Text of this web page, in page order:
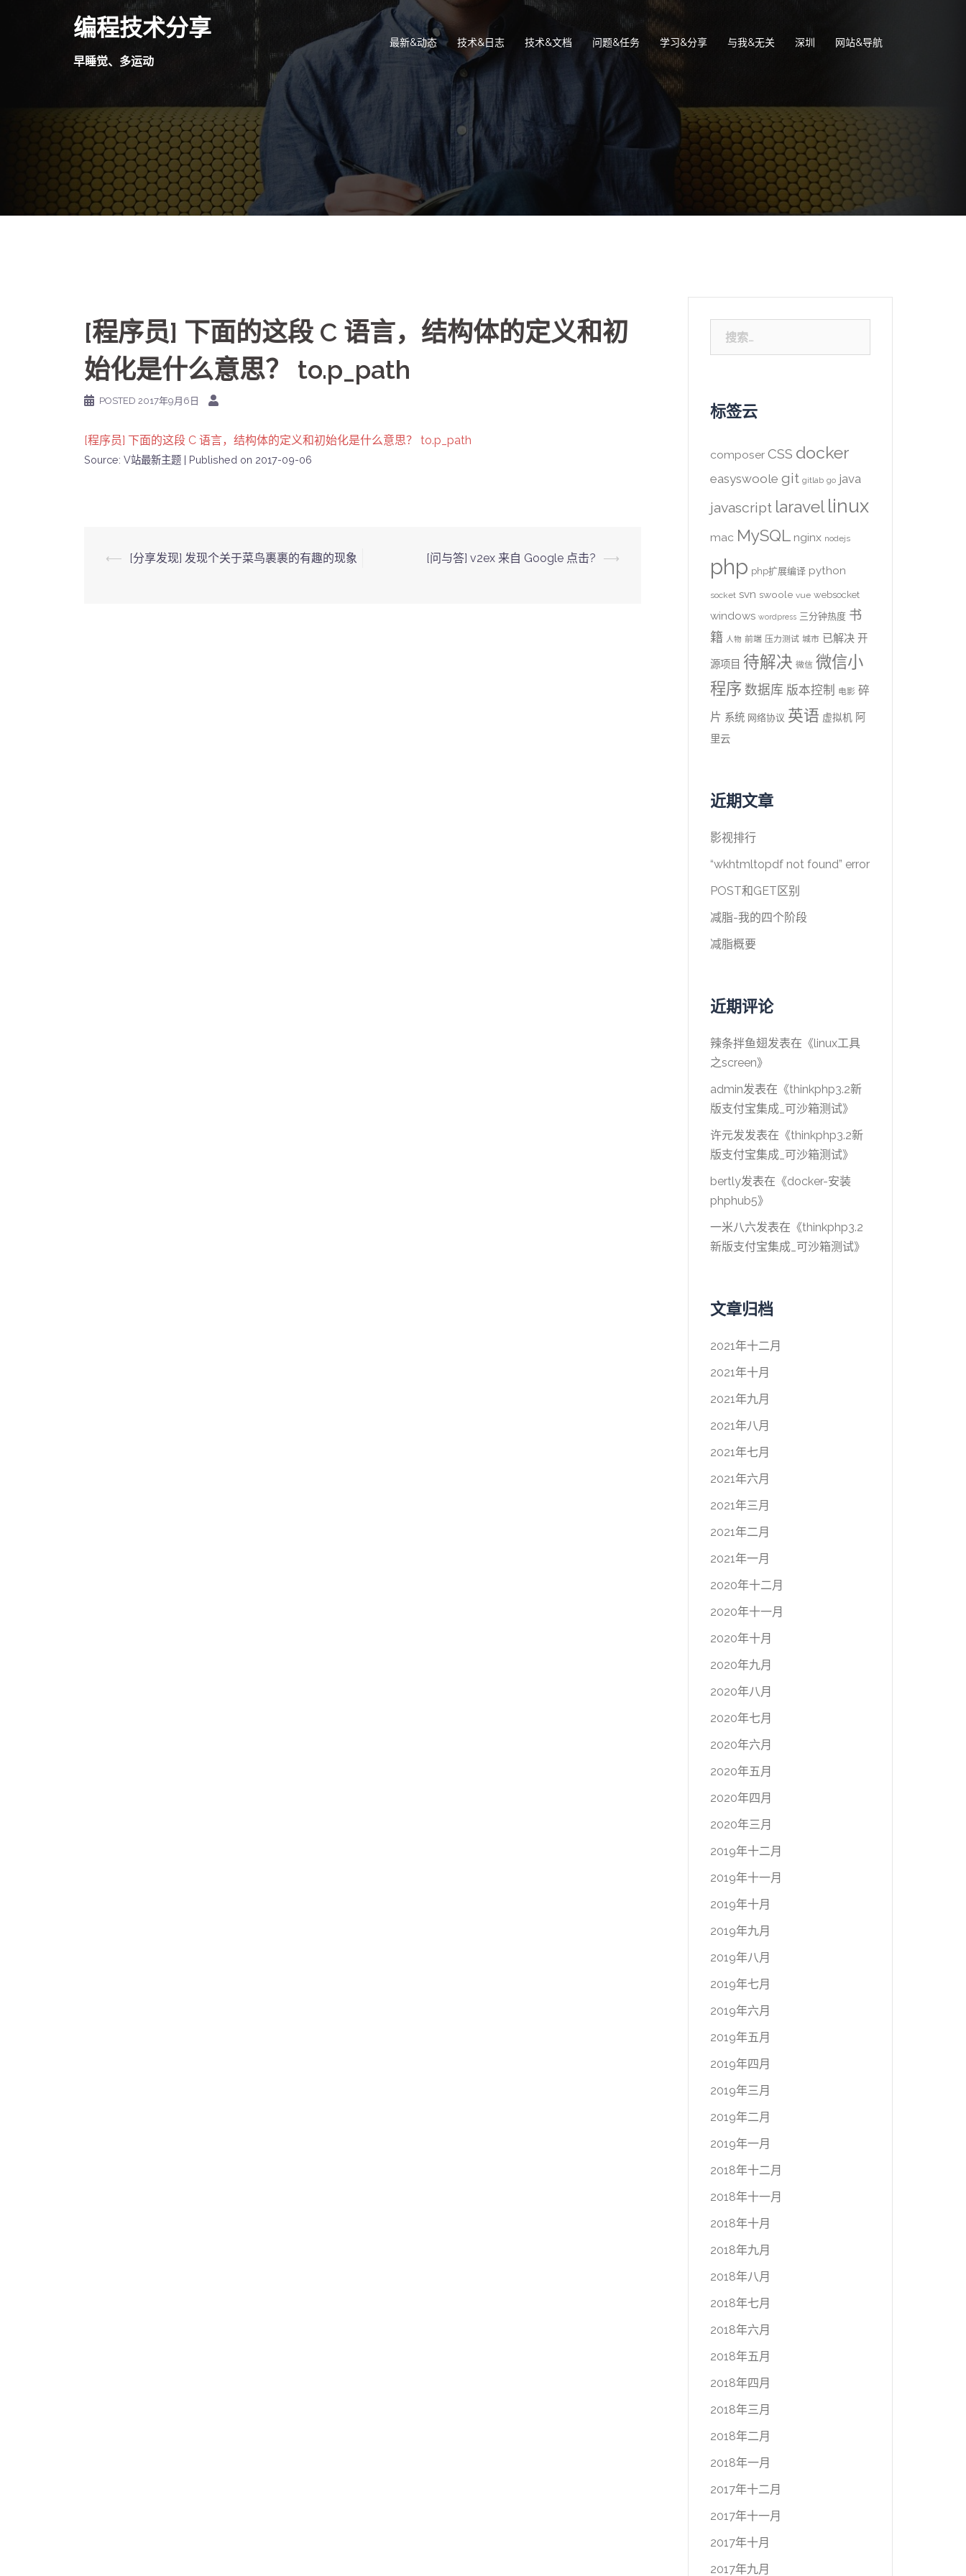
编程技术分享
早睡觉、多运动
最新&动态 技术&日志 技术&文档 问题&任务 学习&分享 与我&无关 深圳 网站&导航
[程序员] 下面的这段 C 语言，结构体的定义和初
始化是什么意思？ to.p_path
POSTED 2017年9月6日
[程序员] 下面的这段 C 语言，结构体的定义和初始化是什么意思？ to.p_path
Source: V站最新主题 Published on 2017-09-06
Post
⟵ [分享发现] 发现个关于菜鸟裹裹的有趣的现象 [问与答] v2ex 来自 Google 点击? ⟶
索：
标签云
composer CSS docker
easyswoole git gitlab go java
javascript laravel linux
mac MySQL nginx nodejs
php php扩展编译 python
socket svn swoole vue websocket
windows wordpress 三分钟热度 书
籍 人物 前端 压力测试 城市 已解决 开
源项目 待解决 微信 微信小
程序 数据库 版本控制 电影 碎
片 系统 网络协议 英语 虚拟机 阿
里云
近期文章
影视排行
“wkhtmltopdf not found” error
POST和GET区别
减脂-我的四个阶段
减脂概要
近期评论
辣条拌鱼翅发表在《linux工具
之screen》
admin发表在《thinkphp3.2新
版支付宝集成_可沙箱测试》
许元发发表在《thinkphp3.2新
版支付宝集成_可沙箱测试》
bertly发表在《docker-安装
phphub5》
一米八六发表在《thinkphp3.2
新版支付宝集成_可沙箱测试》
文章归档
2021年十二月
2021年十月
2021年九月
2021年八月
2021年七月
2021年六月
2021年三月
2021年二月
2021年一月
2020年十二月
2020年十一月
2020年十月
2020年九月
2020年八月
2020年七月
2020年六月
2020年五月
2020年四月
2020年三月
2019年十二月
2019年十一月
2019年十月
2019年九月
2019年八月
2019年七月
2019年六月
2019年五月
2019年四月
2019年三月
2019年二月
2019年一月
2018年十二月
2018年十一月
2018年十月
2018年九月
2018年八月
2018年七月
2018年六月
2018年五月
2018年四月
2018年三月
2018年二月
2018年一月
2017年十二月
2017年十一月
2017年十月
2017年九月